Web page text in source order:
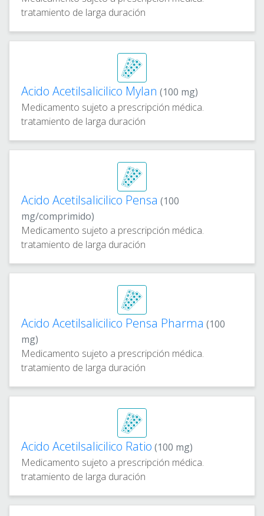
tratamiento de larga duración
Acido Acetilsalicilico Mylan (100 mg)
Medicamento sujeto a prescripción médica.
tratamiento de larga duración
Acido Acetilsalicilico Pensa (100
mg/comprimido)
Medicamento sujeto a prescripción médica.
tratamiento de larga duración
Acido Acetilsalicilico Pensa Pharma (100
mg)
Medicamento sujeto a prescripción médica.
tratamiento de larga duración
Acido Acetilsalicilico Ratio (100 mg)
Medicamento sujeto a prescripción médica.
tratamiento de larga duración